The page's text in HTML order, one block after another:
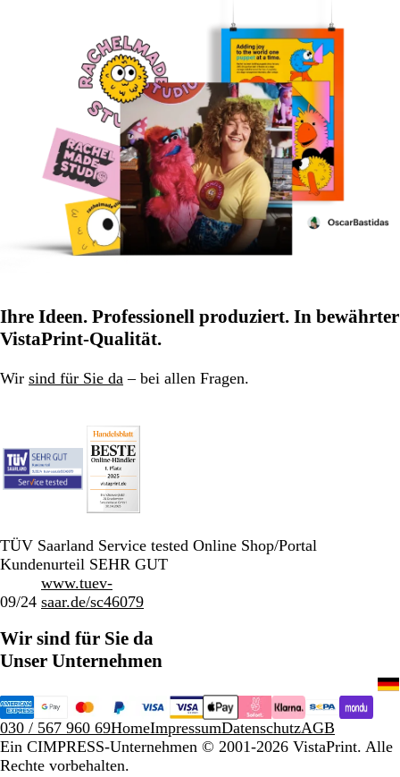
Ihre Ideen. Professionell produziert. In bewährter
VistaPrint-Qualität.
Wir sind für Sie da – bei allen Fragen.
TÜV Saarland Service tested Online Shop/Portal
Kundenurteil SEHR GUT
09/24
www.tuev-
saar.de/sc46079
Wir sind für Sie da
Unser Unternehmen
030 / 567 960 69HomeImpressumDatenschutzAGB
Ein CIMPRESS-Unternehmen © 2001-2026 VistaPrint. Alle
Rechte vorbehalten.